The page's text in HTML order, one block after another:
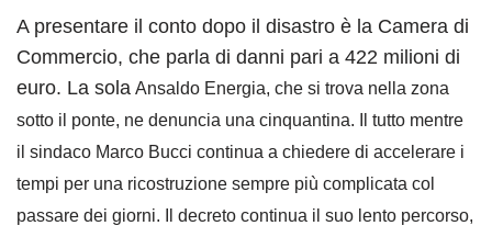
A presentare il conto dopo il disastro è la Camera di
Commercio, che parla di danni pari a 422 milioni di
euro. La sola Ansaldo Energia, che si trova nella zona
sotto il ponte, ne denuncia una cinquantina. Il tutto mentre
il sindaco Marco Bucci continua a chiedere di accelerare i
tempi per una ricostruzione sempre più complicata col
passare dei giorni. Il decreto continua il suo lento percorso,